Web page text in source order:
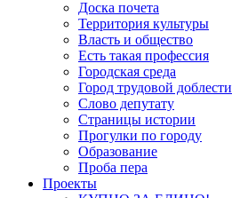
Доска почета
Территория культуры
Власть и общество
Есть такая профессия
Городская среда
Город трудовой доблести
Слово депутату
Страницы истории
Прогулки по городу
Образование
Проба пера
Проекты